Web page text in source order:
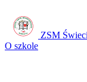
ZSM
O szkole